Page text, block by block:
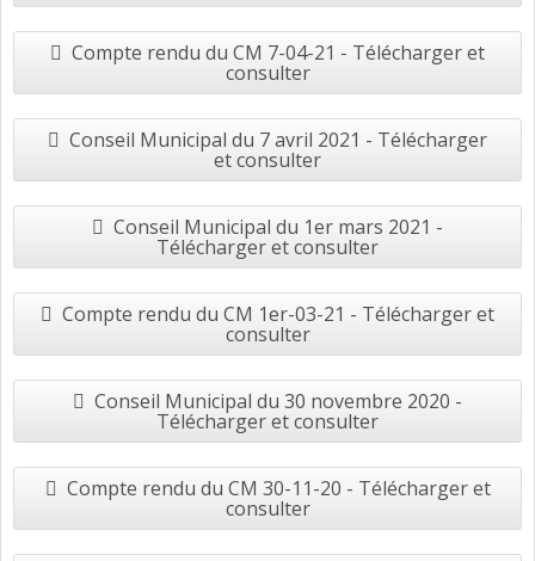
Compte rendu du CM 7-04-21 - Télécharger et
consulter
Conseil Municipal du 7 avril 2021 - Télécharger
et consulter
Conseil Municipal du 1er mars 2021 -
Télécharger et consulter
Compte rendu du CM 1er-03-21 - Télécharger et
consulter
Conseil Municipal du 30 novembre 2020 -
Télécharger et consulter
Compte rendu du CM 30-11-20 - Télécharger et
consulter